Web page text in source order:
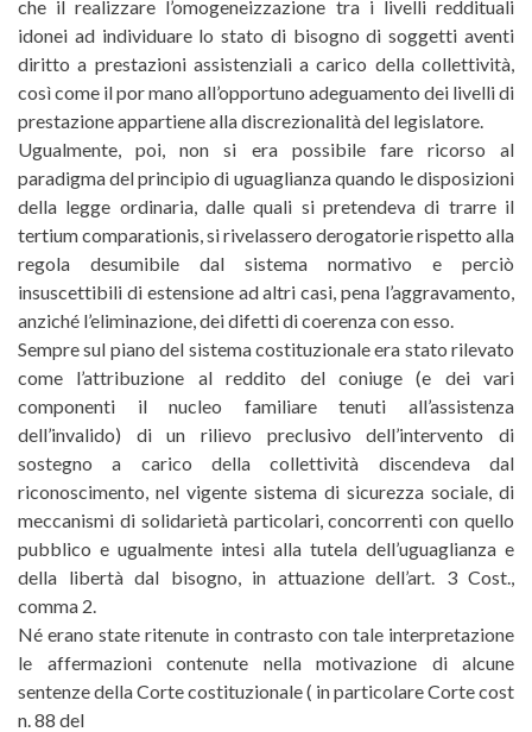
che il realizzare l’omogeneizzazione tra i livelli reddituali
idonei ad individuare lo stato di bisogno di soggetti aventi
diritto a prestazioni assistenziali a carico della collettività,
così come il por mano all’opportuno adeguamento dei livelli di
prestazione appartiene alla discrezionalità del legislatore.
Ugualmente, poi, non si era possibile fare ricorso al
paradigma del principio di uguaglianza quando le disposizioni
della legge ordinaria, dalle quali si pretendeva di trarre il
tertium comparationis, si rivelassero derogatorie rispetto alla
regola desumibile dal sistema normativo e perciò
insuscettibili di estensione ad altri casi, pena l’aggravamento,
anziché l’eliminazione, dei difetti di coerenza con esso.
Sempre sul piano del sistema costituzionale era stato rilevato
come l’attribuzione al reddito del coniuge (e dei vari
componenti il nucleo familiare tenuti all’assistenza
dell’invalido) di un rilievo preclusivo dell’intervento di
sostegno a carico della collettività discendeva dal
riconoscimento, nel vigente sistema di sicurezza sociale, di
meccanismi di solidarietà particolari, concorrenti con quello
pubblico e ugualmente intesi alla tutela dell’uguaglianza e
della libertà dal bisogno, in attuazione dell’art. 3 Cost.,
comma 2.
Né erano state ritenute in contrasto con tale interpretazione
le affermazioni contenute nella motivazione di alcune
sentenze della Corte costituzionale ( in particolare Corte cost
n. 88 del